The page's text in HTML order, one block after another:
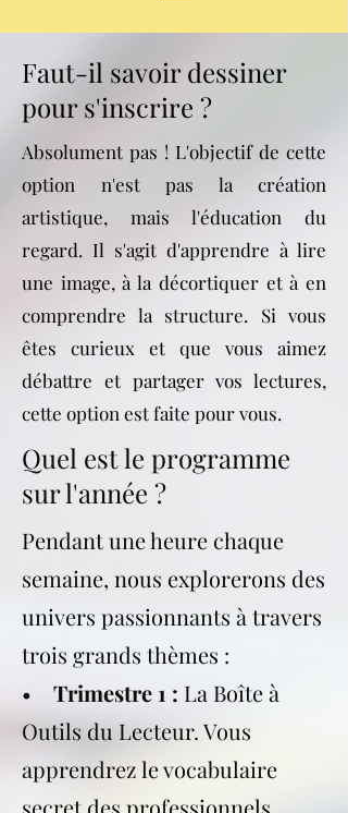
Faut-il savoir dessiner
pour s'inscrire ?
Absolument pas ! L'objectif de cette
option n'est pas la création
artistique, mais l'éducation du
regard. Il s'agit d'apprendre à lire
une image, à la décortiquer et à en
comprendre la structure. Si vous
êtes curieux et que vous aimez
débattre et partager vos lectures,
cette option est faite pour vous.
Quel est le programme
sur l'année ?
Pendant une heure chaque
semaine, nous explorerons des
univers passionnants à travers
trois grands thèmes :
• Trimestre 1 : La Boîte à
Outils du Lecteur. Vous
apprendrez le vocabulaire
secret des professionnels